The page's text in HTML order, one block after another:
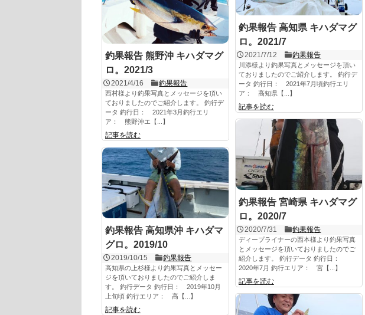
釣果報告 高知県 キハダマグ
ロ。2021/7
2021/7/12 釣果報告
川添様より釣果写真とメッセージを頂い
ておりましたのでご紹介します。 釣行デ
ータ 釣行日： 2021年7月頃釣行エリ
ア： 高知県【...】
記事を読む
釣果報告 熊野沖 キハダマグ
ロ。2021/3
2021/4/16 釣果報告
西村様より釣果写真とメッセージを頂い
ておりましたのでご紹介します。 釣行デ
ータ 釣行日： 2021年3月釣行エリ
ア： 熊野沖エ【...】
記事を読む
釣果報告 宮崎県 キハダマグ
ロ。2020/7
2020/7/31 釣果報告
ディープライナーの西本様より釣果写真
とメッセージを頂いておりましたのでご
紹介します。 釣行データ 釣行日：
2020年7月 釣行エリア： 宮【...】
記事を読む
釣果報告 高知県沖 キハダマ
グロ。2019/10
2019/10/15 釣果報告
高知県の上杉様より釣果写真とメッセー
ジを頂いておりましたのでご紹介しま
す。 釣行データ 釣行日： 2019年10月
上旬頃 釣行エリア： 高【...】
記事を読む